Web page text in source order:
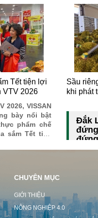
Tết tiện lợi
VTV 2026
2026, VISSAN
bày nổi bật
phẩm chế
sắm Tết tiện
cả sản phẩm
đầy đủ các
Sầu
khi phát
Đắk
sao
CHUYÊN MỤC
GIỚI THIỆU
NÔNG NGHIỆP 4.0